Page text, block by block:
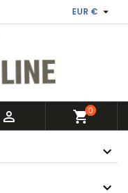
EUR € 
 shopping_cart0